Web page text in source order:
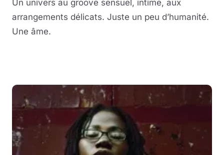
Un univers au groove sensuel, intime, aux
arrangements délicats. Juste un peu d’humanité.
Une âme.